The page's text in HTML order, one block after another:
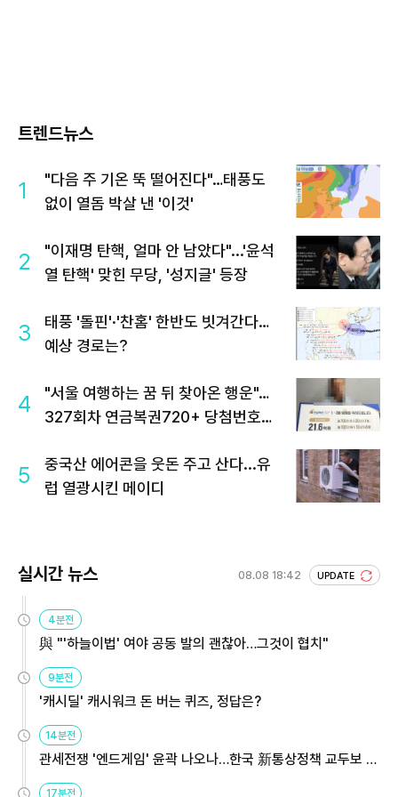
트렌드뉴스
1
"다음 주 기온 뚝 떨어진다"…태풍도
없이 열돔 박살 낸 '이것'
2
"이재명 탄핵, 얼마 안 남았다"...'윤석
열 탄핵' 맞힌 무당, '성지글' 등장
3
태풍 '돌핀'·'찬홈' 한반도 빗겨간다…
예상 경로는?
4
"서울 여행하는 꿈 뒤 찾아온 행운"…
327회차 연금복권720+ 당첨번호조
5
중국산 에어콘을 웃돈 주고 산다...유
럽 열광시킨 메이디
실시간 뉴스 08.08 18:42 UPDATE
4분전
與 "'하늘이법' 여야 공동 발의 괜찮아…그것이 협치"
9분전
'캐시딜' 캐시워크 돈 버는 퀴즈, 정답은?
14분전
관세전쟁 '엔드게임' 윤곽 나오나…한국 新통상정책 교두보 활
17분전